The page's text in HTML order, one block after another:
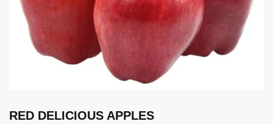
RED DELICIOUS APPLES